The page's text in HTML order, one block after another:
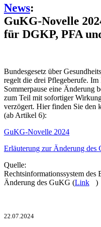
News:
GuKG-Novelle
für DGKP, PFA
Bundesgesetz über
regelt die drei Pflegeberufe.
Sommerpause eine Änderung
zum Teil mit sofortiger
verzögert. Hier finden Sie den
(ab Artikel 6):
GuKG-Novelle 2024
Erläuterung zur Änderung des
Quelle:
Rechtsinformationssystem des
Änderung des GuKG (Link )
22.07.2024